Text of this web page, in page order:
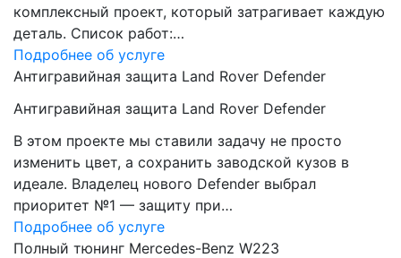
комплексный проект, который затрагивает каждую
деталь. Список работ:…
Подробнее об услуге
Антигравийная защита Land Rover Defender
Антигравийная защита Land Rover Defender
В этом проекте мы ставили задачу не просто
изменить цвет, а сохранить заводской кузов в
идеале. Владелец нового Defender выбрал
приоритет №1 — защиту при…
Подробнее об услуге
Полный тюнинг Mercedes-Benz W223